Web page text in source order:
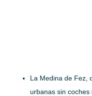
La Medina de Fez,
urbanas sin